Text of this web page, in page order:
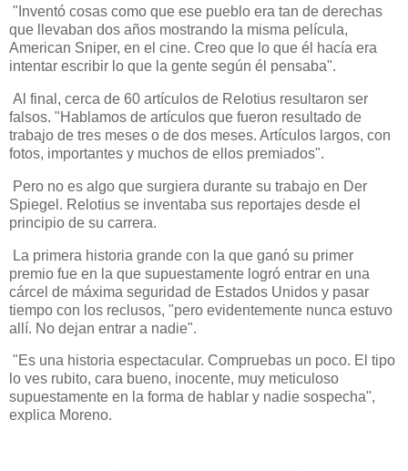
"Inventó cosas como que ese pueblo era tan de derechas
que llevaban dos años mostrando la misma película,
American Sniper, en el cine. Creo que lo que él hacía era
intentar escribir lo que la gente según él pensaba".
Al final, cerca de 60 artículos de Relotius resultaron ser
falsos. "Hablamos de artículos que fueron resultado de
trabajo de tres meses o de dos meses. Artículos largos, con
fotos, importantes y muchos de ellos premiados".
Pero no es algo que surgiera durante su trabajo en Der
Spiegel. Relotius se inventaba sus reportajes desde el
principio de su carrera.
La primera historia grande con la que ganó su primer
premio fue en la que supuestamente logró entrar en una
cárcel de máxima seguridad de Estados Unidos y pasar
tiempo con los reclusos, "pero evidentemente nunca estuvo
allí. No dejan entrar a nadie".
"Es una historia espectacular. Compruebas un poco. El tipo
lo ves rubito, cara bueno, inocente, muy meticuloso
supuestamente en la forma de hablar y nadie sospecha",
explica Moreno.